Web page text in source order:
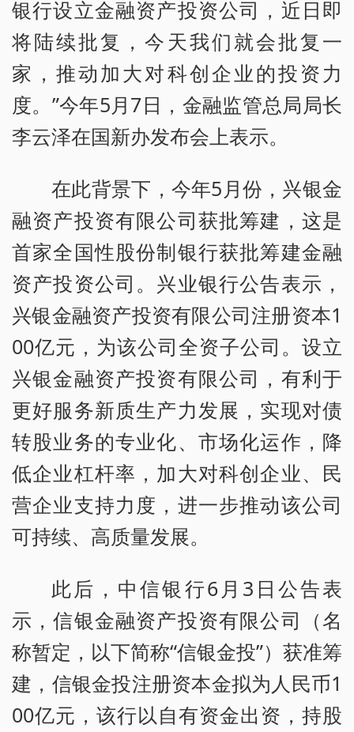
银行设立金融资产投资公司，近日即
将陆续批复，今天我们就会批复一
家，推动加大对科创企业的投资力
度。”今年5月7日，金融监管总局局长
李云泽在国新办发布会上表示。
在此背景下，今年5月份，兴银金
融资产投资有限公司获批筹建，这是
首家全国性股份制银行获批筹建金融
资产投资公司。兴业银行公告表示，
兴银金融资产投资有限公司注册资本1
00亿元，为该公司全资子公司。设立
兴银金融资产投资有限公司，有利于
更好服务新质生产力发展，实现对债
转股业务的专业化、市场化运作，降
低企业杠杆率，加大对科创企业、民
营企业支持力度，进一步推动该公司
可持续、高质量发展。
此后，中信银行6月3日公告表
示，信银金融资产投资有限公司（名
称暂定，以下简称“信银金投”）获准筹
建，信银金投注册资本金拟为人民币1
00亿元，该行以自有资金出资，持股